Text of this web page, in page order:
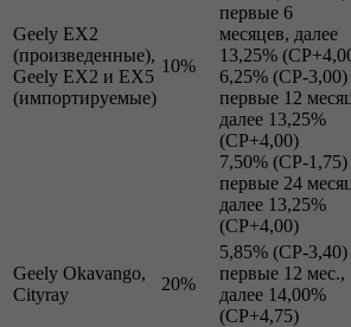
Geely EX2
(произведенные),
Geely EX2 и ЕХ5
(импортируемые)
10%
первые 6
месяцев, далее
13,25%
6,25% (СР-3,00)
первые 12
далее 13,25%
(СР+4,00)
7,50% (СР-1,75)
первые 24
далее 13,25%
(СР+4,00)
Geely Okavango,
Cityray
20%
5,85% (СР-3,40)
первые 12 мес.,
далее 14,00%
(СР+4,75)